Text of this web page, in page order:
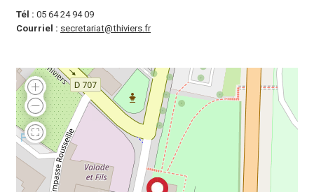
Tél : 05 64 24 94 09
Courriel : secretariat@thiviers.fr